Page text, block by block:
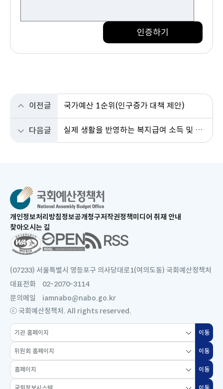
인증하기
이전글 국가예산 1순위(인구증가 대책 제안)
다음글 실제 생활을 반영하는 복지급여 소득 및 재산 환산기준 개선을 청원합니다
개인정보처리방침새
으
로
림
정보공개청구저작권정책미디어 취재 안내
찾아오시는 길
새
창
로
열
림
(07233) 서울특별시 영등포구 의사당대로1(여의도동) 국회예산정책처
대표전화
02-2070-3114
문의메일
iamnabo@nabo.go.kr
ⓒ 국회예산정책처. All rights reserved.
소
관
기
관
홈
페
이동
창
으
로
열
림
위
원
회
홈
이동
창
으
로
홈
페
이
이동
창
국